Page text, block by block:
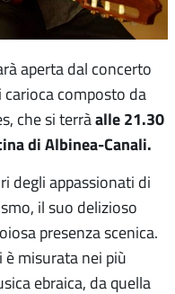
aperta dal concerto
composto da
che si terràalle 21.30
di Albinea-Canali.
degli appassionati di
il suo delizioso
presenza scenica.
è misurata nei più
ebraica, da quella